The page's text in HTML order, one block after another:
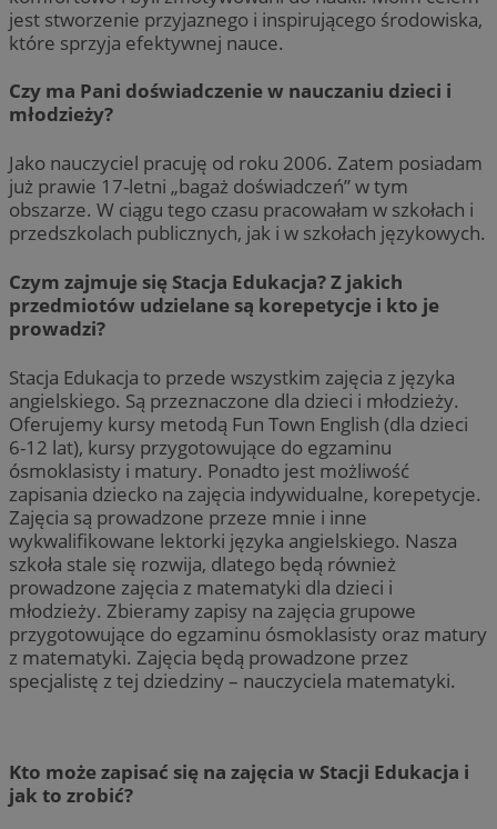
jest stworzenie przyjaznego i inspirującego środowiska,
które sprzyja efektywnej nauce.
Czy ma Pani doświadczenie w nauczaniu dzieci i
młodzieży?
Jako nauczyciel pracuję od roku 2006. Zatem posiadam
już prawie 17-letni „bagaż doświadczeń” w tym
obszarze. W ciągu tego czasu pracowałam w szkołach i
przedszkolach publicznych, jak i w szkołach językowych.
Czym zajmuje się Stacja Edukacja? Z jakich
przedmiotów udzielane są korepetycje i kto je
prowadzi?
Stacja Edukacja to przede wszystkim zajęcia z języka
angielskiego. Są przeznaczone dla dzieci i młodzieży.
Oferujemy kursy metodą Fun Town English (dla dzieci
6-12 lat), kursy przygotowujące do egzaminu
ósmoklasisty i matury. Ponadto jest możliwość
zapisania dziecko na zajęcia indywidualne, korepetycje.
Zajęcia są prowadzone przeze mnie i inne
wykwalifikowane lektorki języka angielskiego. Nasza
szkoła stale się rozwija, dlatego będą również
prowadzone zajęcia z matematyki dla dzieci i
młodzieży. Zbieramy zapisy na zajęcia grupowe
przygotowujące do egzaminu ósmoklasisty oraz matury
z matematyki. Zajęcia będą prowadzone przez
specjalistę z tej dziedziny – nauczyciela matematyki.
Kto może zapisać się na zajęcia w Stacji Edukacja i
jak to zrobić?